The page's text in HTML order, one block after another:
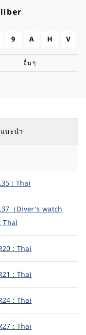
9 A H V
อื่น ๆ
นะนำ
: Thai
（Diver's watch
Thai
: Thai
: Thai
: Thai
: Thai